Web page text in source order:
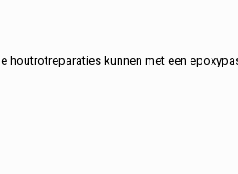
houtrotreparaties kunnen met een